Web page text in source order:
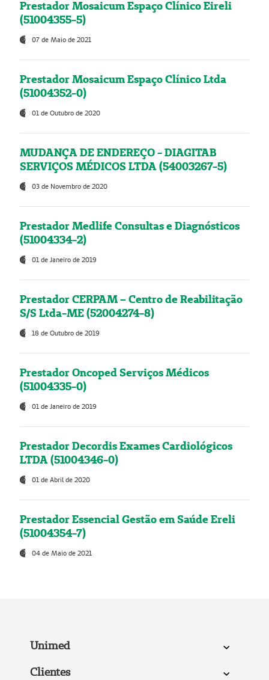
Prestador Mosaicum Espaço Clínico Eireli
(51004355-5)
07 de Maio de 2021
Prestador Mosaicum Espaço Clínico Ltda
(51004352-0)
01 de Outubro de 2020
MUDANÇA DE ENDEREÇO - DIAGITAB
SERVIÇOS MÉDICOS LTDA (54003267-5)
03 de Novembro de 2020
Prestador Medlife Consultas e Diagnósticos
(51004334-2)
01 de Janeiro de 2019
Prestador CERPAM – Centro de Reabilitação
S/S Ltda-ME (52004274-8)
18 de Outubro de 2019
Prestador Oncoped Serviços Médicos
(51004335-0)
01 de Janeiro de 2019
Prestador Decordis Exames Cardiológicos
LTDA (51004346-0)
01 de Abril de 2020
Prestador Essencial Gestão em Saúde Ereli
(51004354-7)
04 de Maio de 2021
Unimed
Clientes